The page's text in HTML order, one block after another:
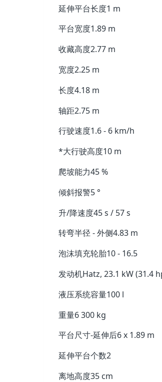
延伸平台长度1 m
平台宽度1.89 m
收藏高度2.77 m
宽度2.25 m
长度4.18 m
轴距2.75 m
行驶速度1.6 - 6 km/h
*大行驶高度10 m
爬坡能力45 %
倾斜报警5 °
升/降速度45 s / 57 s
转弯半径 - 外侧4.83 m
泡沫填充轮胎10 - 16.5
发动机Hatz, 23.1 kW (31.4
液压系统容量100 l
重量6 300 kg
平台尺寸-延伸后6 x 1.89 m
延伸平台个数2
离地高度35 cm